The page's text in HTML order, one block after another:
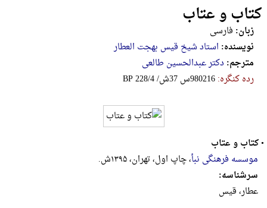
کتاب و عتاب
زبان: فارسی
نویسنده: استاد شیخ قیس بهجت العطار
مترجم: دکتر عبدالحسین طالعی
رده کنگره:‎B‎P‎ ‎2‎2‎8‎/‎4‎ ‎/‎ش‎3‎7‎ ‎س‎9‎8‎0‎2‎1‎6
•کتاب و عتاب
موسسه فرهنگی نبأ، چاپ اول، تهران، ۱۳۹۵ش.
سرشناسه:
عطار، قیس